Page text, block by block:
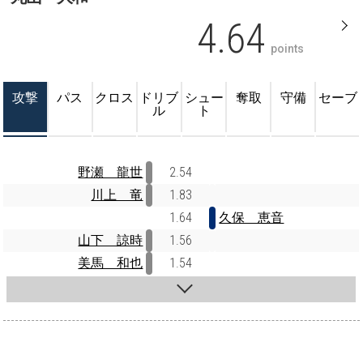
4.64 points
攻撃 パス クロス
ドリブ
ル
シュー
ト
奪取 守備 セーブ
野瀬 龍世
2.54
川上 竜
1.83
1.64
久保 恵音
山下 諒時
1.56
美馬 和也
1.54